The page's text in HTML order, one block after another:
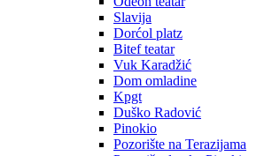
Slavija
Dorćol platz
Bitef teatar
Vuk Karadžić
Dom omladine
Kpgt
Duško Radović
Pinokio
Pozorište na Terazijama